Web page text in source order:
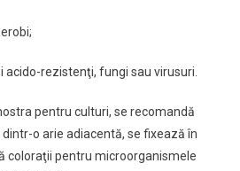
rezistenţi, fungi sau virusuri.
pentru culturi, se recomandă
o arie adiacentă, se fixează în
coloraţii pentru microorganismele